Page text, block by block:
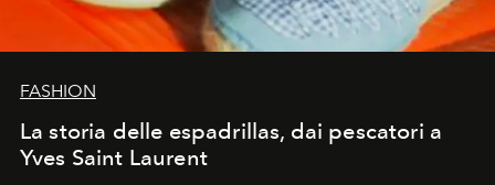
FASHION
La storia delle espadrillas, dai pescatori a
Yves Saint Laurent